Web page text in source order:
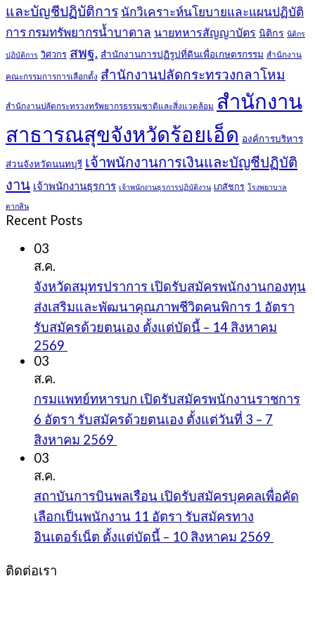
และบัญชีปฏิบัติการ นักวิเคราะห์นโยบายและแผนปฏิบัติ
การ กรมทรัพยากรน้ำบาดาล นายทหารสัญญาบัตร นิติกร นิติกร
ปฏิบัติการ วิศวกร สพฐ. สำนักงานการปฏิรูปที่ดินเพื่อเกษตรกรรม สำนักงาน
คณะกรรมการการเลือกตั้ง สำนักงานปลัดกระทรวงกลาโหม
สำนักงานปลัดกระทรวงทรัพยากรธรรมชาติและสิ่งแวดล้อม สำนักงาน
สาธารณสุขจังหวัดร้อยเอ็ด องค์การบริหาร
ส่วนจังหวัดนนทบุรี เจ้าพนักงานการเงินและบัญชีปฏิบัติ
งาน เจ้าพนักงานธุรการ เจ้าพนักงานธุรการปฏิบัติงาน เภสัชกร โรงพยาบาล
ตากสิน
Recent Posts
03
ส.ค.
จังหวัดสมุทรปราการ เปิดรับสมัครพนักงานกองทุน
ส่งเสริมและพัฒนาคุณภาพชีวิตคนพิการ 1 อัตรา
รับสมัครด้วยตนเอง ตั้งแต่บัดนี้ – 14 สิงหาคม
2569
03
ส.ค.
กรมแพทย์ทหารบก เปิดรับสมัครพนักงานราชการ
6 อัตรา รับสมัครด้วยตนเอง ตั้งแต่วันที่ 3 – 7
สิงหาคม 2569
03
ส.ค.
สถาบันการบินพลเรือน เปิดรับสมัครบุคคลเพื่อคัด
เลือกเป็นพนักงาน 11 อัตรา รับสมัครทาง
อินเตอร์เน็ต ตั้งแต่บัดนี้ – 10 สิงหาคม 2569
ติดต่อเรา